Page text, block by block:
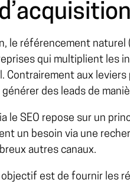
le référencement naturel (
qui multiplient les
Contrairement aux
des leads de
le SEO repose sur un
un besoin via une
autres canaux.
objectif est de fournir les